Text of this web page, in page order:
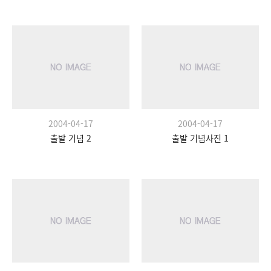
2004-04-17
출발 기념 2
2004-04-17
출발 기념사진 1